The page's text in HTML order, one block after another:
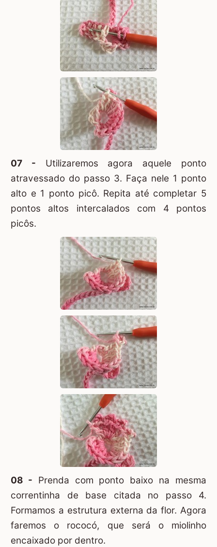
07 - Utilizaremos agora aquele ponto
atravessado do passo 3. Faça nele 1 ponto
alto e 1 ponto picô. Repita até completar 5
pontos altos intercalados com 4 pontos
picôs.
08 - Prenda com ponto baixo na mesma
correntinha de base citada no passo 4.
Formamos a estrutura externa da flor. Agora
faremos o rococó, que será o miolinho
encaixado por dentro.